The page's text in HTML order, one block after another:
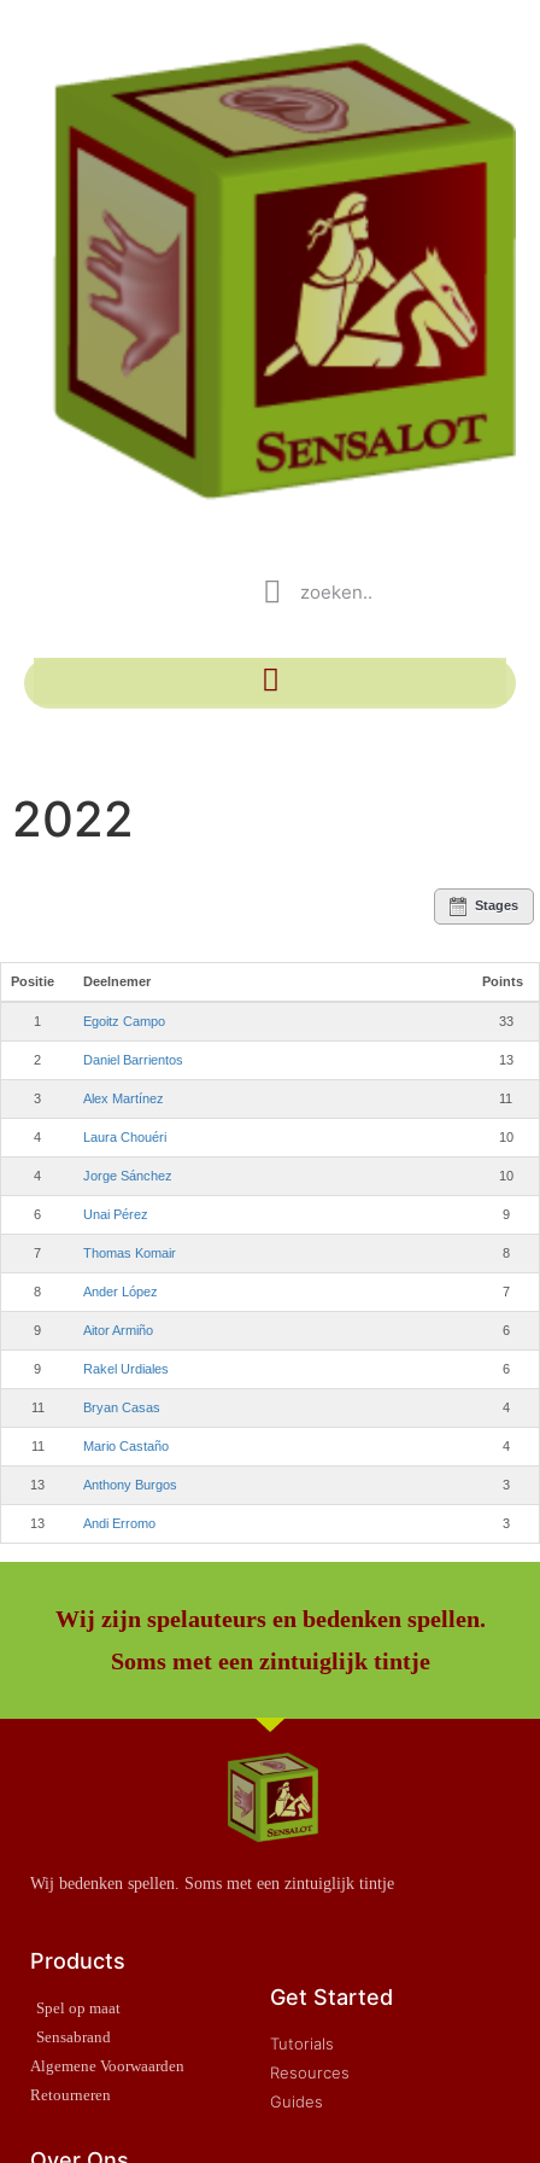
2022
Stages
Positie Deelnemer Points
1 Egoitz Campo 33
2 Daniel Barrientos 13
3 Alex Martínez 11
4 Laura Chouéri 10
4 Jorge Sánchez 10
6 Unai Pérez 9
7 Thomas Komair 8
8 Ander López 7
9 Aitor Armiño 6
9 Rakel Urdiales 6
11 Bryan Casas 4
11 Mario Castaño 4
13 Anthony Burgos 3
13 Andi Erromo 3
Wij zijn spelauteurs en bedenken spellen.
Soms met een zintuiglijk tintje
Wij bedenken spellen. Soms met een zintuiglijk tintje
Products
Spel op maat
Sensabrand
Algemene Voorwaarden
Retourneren
Get Started
Tutorials
Resources
Guides